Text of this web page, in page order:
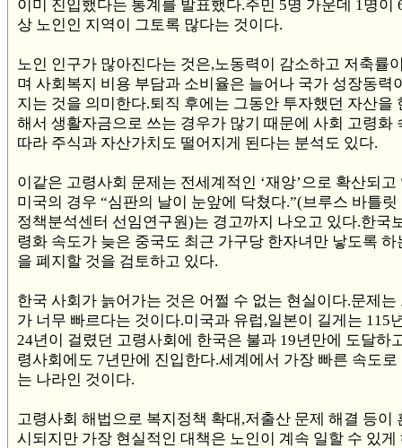
이미 진입했다는 통계를 발표했다.주민 5명 가운데 1명이
상 노인인 지역이 그토록 많다는 것이다.
노인 인구가 많아진다는 것은,노동력이 감소하고 저축률
며 사회복지 비용 부담과 소비율은 늘어나 국가 성장동력
지는 것을 의미한다.퇴직 후에는 그동안 투자했던 자산을
해서 생활자금으로 쓰는 경우가 많기 때문에 사회 고령화
따라 주식과 자산가치도 떨어지게 된다는 분석도 있다.
이같은 고령사회 문제는 전세계적인 ‘재앙’으로 확산되고
미국의 경우 “심판의 날이 눈앞에 닥쳤다.”(브루스 바틀릿
정책분석센터 선임연구원)는 경고까지 나오고 있다.한국
령화 속도가 늦은 중국도 최근 가구당 한자녀만 낳도록 하
을 폐지할 것을 검토하고 있다.
한국 사회가 늙어가는 것은 어쩔 수 없는 현실이다.문제는
가 너무 빠르다는 것이다.미국과 유럽,일본이 길게는 115
24년이 걸렸던 고령사회에 한국은 불과 19년만에 도달하
령사회에도 7년만에 진입한다.세계에서 가장 빠른 속도로
는 나라인 것이다.
고령사회 해법으로 복지정책 확대,저출산 문제 해결 등이
시되지만 가장 현실적인 대책은 노인이 계속 일할 수 있게